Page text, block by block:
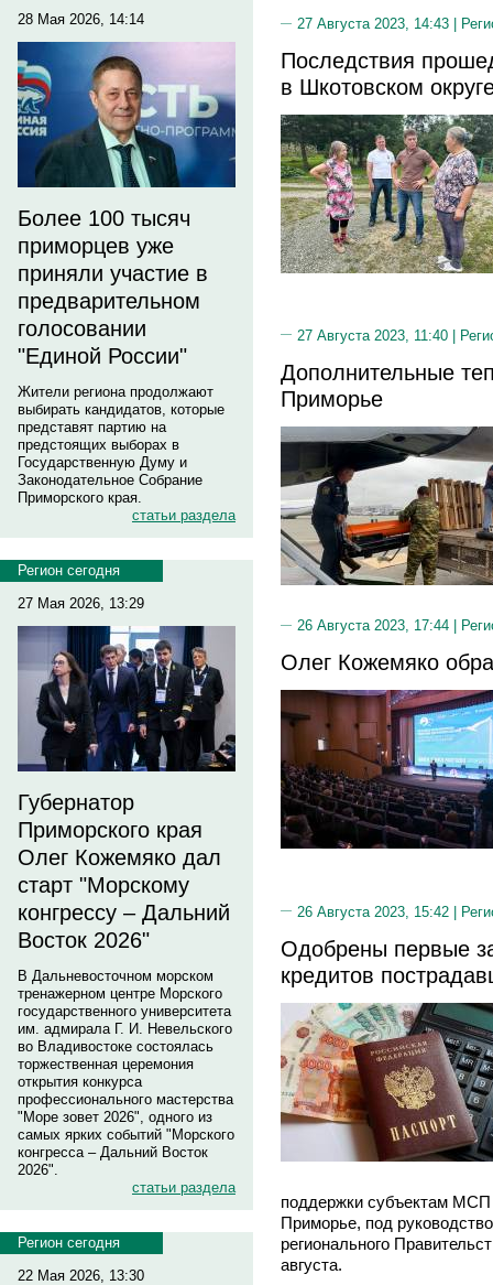
28 Мая 2026, 14:14
Более 100 тысяч
приморцев уже
приняли участие в
предварительном
голосовании
"Единой России"
Жители региона продолжают
выбирать кандидатов, которые
представят партию на
предстоящих выборах в
Государственную Думу и
Законодательное Собрание
Приморского края.
статьи раздела
Регион сегодня
27 Мая 2026, 13:29
Губернатор
Приморского края
Олег Кожемяко дал
старт "Морскому
конгрессу – Дальний
Восток 2026"
В Дальневосточном морском
тренажерном центре Морского
государственного университета
им. адмирала Г. И. Невельского
во Владивостоке состоялась
торжественная церемония
открытия конкурса
профессионального мастерства
"Море зовет 2026", одного из
самых ярких событий "Морского
конгресса – Дальний Восток
2026".
статьи раздела
Регион сегодня
22 Мая 2026, 13:30
27 Августа 2023, 14:43 |
Последствия
в Шкотовском
27 Августа 2023, 11:40 |
Дополнительные
Приморье
26 Августа 2023, 17:44 |
Олег Кожемяко
26 Августа 2023, 15:42 |
Одобрены первые
кредитов
поддержки субъектам
Приморье, под
регионального
августа.